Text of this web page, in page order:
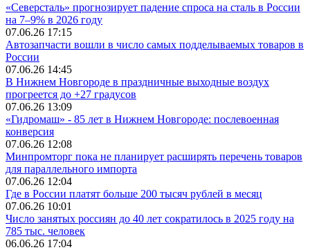
«Северсталь» прогнозирует падение спроса на сталь в России
на 7–9% в 2026 году
07.06.26 17:15
Автозапчасти вошли в число самых подделываемых товаров в
России
07.06.26 14:45
В Нижнем Новгороде в праздничные выходные воздух
прогреется до +27 градусов
07.06.26 13:09
«Гидромаш» - 85 лет в Нижнем Новгороде: послевоенная
конверсия
07.06.26 12:08
Минпромторг пока не планирует расширять перечень товаров
для параллельного импорта
07.06.26 12:04
Где в России платят больше 200 тысяч рублей в месяц
07.06.26 10:01
Число занятых россиян до 40 лет сократилось в 2025 году на
785 тыс. человек
06.06.26 17:04